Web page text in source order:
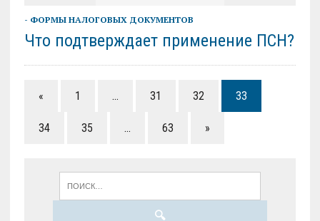
- ФОРМЫ НАЛОГОВЫХ ДОКУМЕНТОВ
Что подтверждает применение ПСН?
« 1 … 31 32 33
34 35 … 63 »